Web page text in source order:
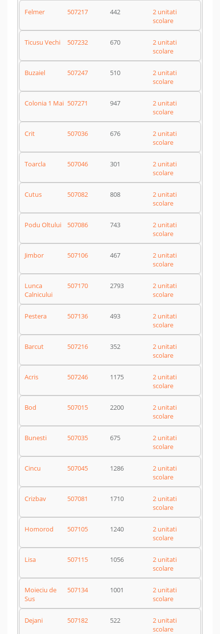
Felmer 507217 442
2 unitati
scolare
Ticusu Vechi 507232 670
2 unitati
scolare
Buzaiel 507247 510
2 unitati
scolare
Colonia 1 Mai 507271 947
2 unitati
scolare
Crit 507036 676
2 unitati
scolare
Toarcla 507046 301
2 unitati
scolare
Cutus 507082 808
2 unitati
scolare
Podu Oltului 507086 743
2 unitati
scolare
Jimbor 507106 467
2 unitati
scolare
Lunca
Calnicului
507170 2793
2 unitati
scolare
Pestera 507136 493
2 unitati
scolare
Barcut 507216 352
2 unitati
scolare
Acris 507246 1175
2 unitati
scolare
Bod 507015 2200
2 unitati
scolare
Bunesti 507035 675
2 unitati
scolare
Cincu 507045 1286
2 unitati
scolare
Crizbav 507081 1710
2 unitati
scolare
Homorod 507105 1240
2 unitati
scolare
Lisa 507115 1056
2 unitati
scolare
Moieciu de
Sus
507134 1001
2 unitati
scolare
Dejani 507182 522
2 unitati
scolare